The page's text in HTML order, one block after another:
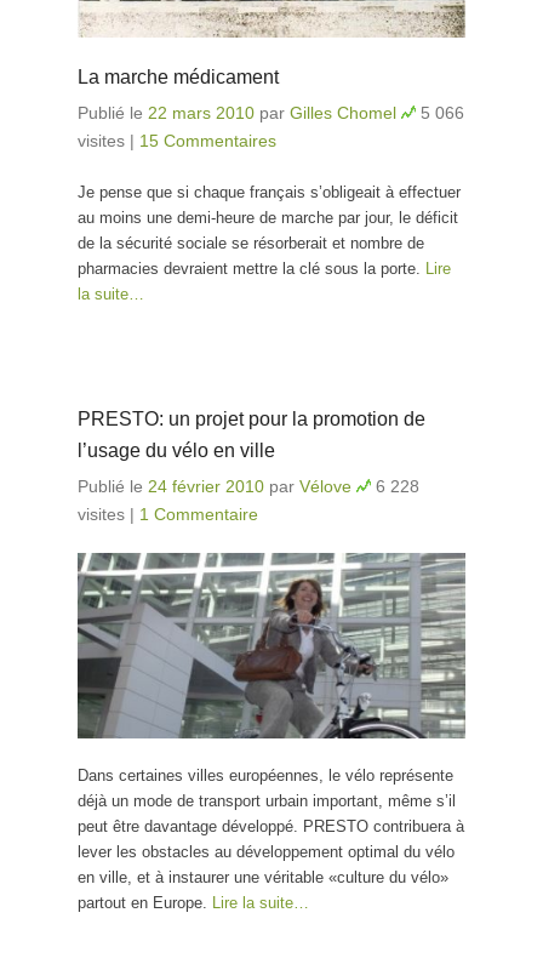
La marche médicament
Publié le 22 mars 2010 par Gilles Chomel
5 066
visites | 15 Commentaires
Je pense que si chaque français s’obligeait à effectuer
au moins une demi-heure de marche par jour, le déficit
de la sécurité sociale se résorberait et nombre de
pharmacies devraient mettre la clé sous la porte. Lire
la suite…
PRESTO: un projet pour la promotion de
l’usage du vélo en ville
Publié le 24 février 2010 par Vélove
6 228
visites | 1 Commentaire
Dans certaines villes européennes, le vélo représente
déjà un mode de transport urbain important, même s’il
peut être davantage développé. PRESTO contribuera à
lever les obstacles au développement optimal du vélo
en ville, et à instaurer une véritable «culture du vélo»
partout en Europe. Lire la suite…